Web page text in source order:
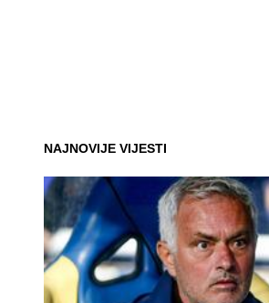
NAJNOVIJE VIJESTI